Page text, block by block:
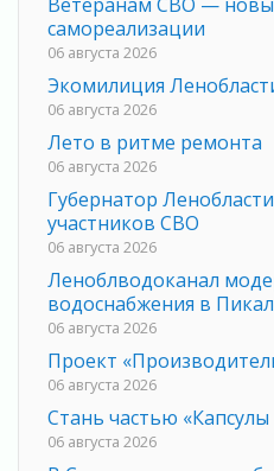
самореализации
06 августа 2026
Экомилиция
06 августа 2026
Лето в ритме ремонта
06 августа 2026
Губернатор
участников СВО
06 августа 2026
Леноблводоканал
водоснабжения в
06 августа 2026
Проект
06 августа 2026
Стань частью
06 августа 2026